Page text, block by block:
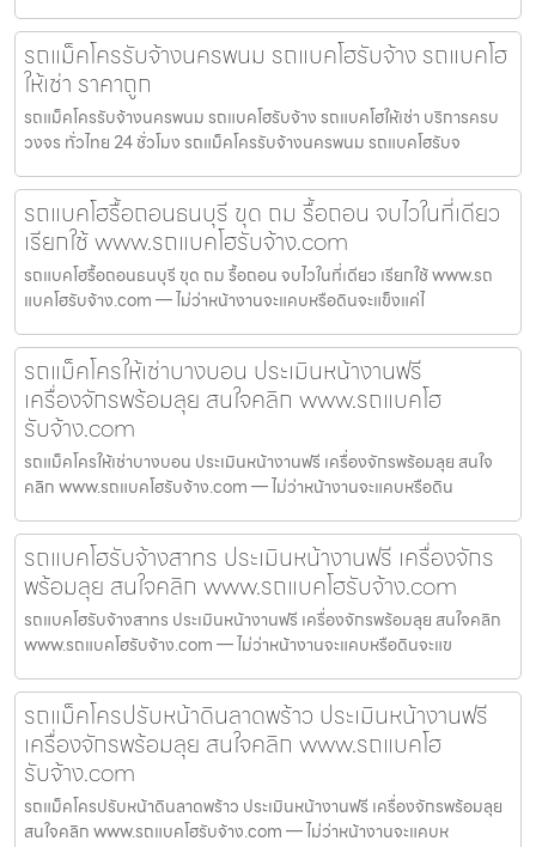
รถแม็คโครรับจ้างนครพนม รถแบคโฮรับจ้าง รถแบคโฮ
ให้เช่า ราคาถูก
รถแม็คโครรับจ้างนครพนม รถแบคโฮรับจ้าง รถแบคโฮให้เช่า บริการครบ
วงจร ทั่วไทย 24 ชั่วโมง รถแม็คโครรับจ้างนครพนม รถแบคโฮรับจ
รถแบคโฮรื้อถอนธนบุรี ขุด ถม รื้อถอน จบไวในที่เดียว
เรียกใช้ www.รถแบคโฮรับจ้าง.com
รถแบคโฮรื้อถอนธนบุรี ขุด ถม รื้อถอน จบไวในที่เดียว เรียกใช้ www.รถ
แบคโฮรับจ้าง.com — ไม่ว่าหน้างานจะแคบหรือดินจะแข็งแค่ไ
รถแม็คโครให้เช่าบางบอน ประเมินหน้างานฟรี
เครื่องจักรพร้อมลุย สนใจคลิก www.รถแบคโฮ
รับจ้าง.com
รถแม็คโครให้เช่าบางบอน ประเมินหน้างานฟรี เครื่องจักรพร้อมลุย สนใจ
คลิก www.รถแบคโฮรับจ้าง.com — ไม่ว่าหน้างานจะแคบหรือดิน
รถแบคโฮรับจ้างสาทร ประเมินหน้างานฟรี เครื่องจักร
พร้อมลุย สนใจคลิก www.รถแบคโฮรับจ้าง.com
รถแบคโฮรับจ้างสาทร ประเมินหน้างานฟรี เครื่องจักรพร้อมลุย สนใจคลิก
www.รถแบคโฮรับจ้าง.com — ไม่ว่าหน้างานจะแคบหรือดินจะแข
รถแม็คโครปรับหน้าดินลาดพร้าว ประเมินหน้างานฟรี
เครื่องจักรพร้อมลุย สนใจคลิก www.รถแบคโฮ
รับจ้าง.com
รถแม็คโครปรับหน้าดินลาดพร้าว ประเมินหน้างานฟรี เครื่องจักรพร้อมลุย
สนใจคลิก www.รถแบคโฮรับจ้าง.com — ไม่ว่าหน้างานจะแคบห